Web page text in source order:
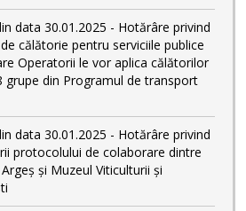
data 30.01.2025 - Hotărâre privind
călătorie pentru serviciile publice
Operatorii le vor aplica călătorilor
grupe din Programul de transport
data 30.01.2025 - Hotărâre privind
protocolului de colaborare dintre
și Muzeul Viticulturii și